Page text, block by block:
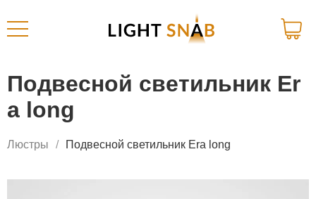
Подвесной светильник Er
a long
Люстры Подвесной светильник Era long